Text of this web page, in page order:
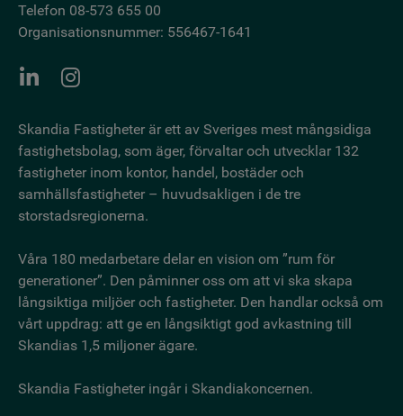
Telefon 08-573 655 00
Organisationsnummer: 556467-1641
Skandia Fastigheter är ett av Sveriges mest mångsidiga
fastighetsbo­lag, som äger, förvaltar och utvecklar 132
fastigheter inom kontor, handel, bostäder och
samhällsfastigheter – huvudsakligen i de tre
storstadsregionerna.
Våra 180 medarbetare delar en vision om ”rum för
generationer”. Den påminner oss om att vi ska skapa
långsiktiga miljöer och fastigheter. Den handlar också om
vårt uppdrag: att ge en långsiktigt god avkastning till
Skandias 1,5 miljoner ägare.
Skandia Fastigheter ingår i Skandiakoncernen.